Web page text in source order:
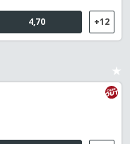
4,70 +12